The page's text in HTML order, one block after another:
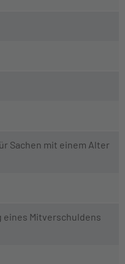
Sachen mit einem Alter
eines Mitverschuldens